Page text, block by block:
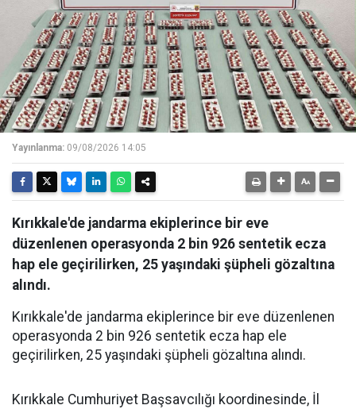
Yayınlanma: 09/08/2026 14:05
Kırıkkale'de jandarma ekiplerince bir eve
düzenlenen operasyonda 2 bin 926 sentetik ecza
hap ele geçirilirken, 25 yaşındaki şüpheli gözaltına
alındı.
Kırıkkale'de jandarma ekiplerince bir eve düzenlenen
operasyonda 2 bin 926 sentetik ecza hap ele
geçirilirken, 25 yaşındaki şüpheli gözaltına alındı.
Kırıkkale Cumhuriyet Başsavcılığı koordinesinde, İl